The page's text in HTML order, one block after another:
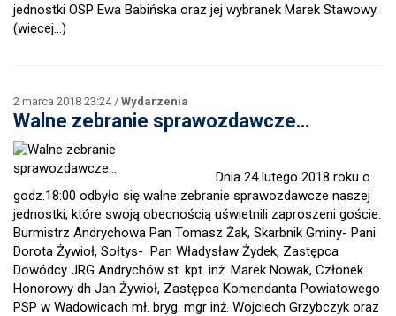
jednostki OSP Ewa Babińska oraz jej wybranek Marek Stawowy.
(więcej…)
2 marca 2018 23:24 / Wydarzenia
Walne zebranie sprawozdawcze…
Dnia 24 lutego 2018 roku o
godz.18:00 odbyło się walne zebranie sprawozdawcze naszej
jednostki, które swoją obecnością uświetnili zaproszeni goście:
Burmistrz Andrychowa Pan Tomasz Żak, Skarbnik Gminy- Pani
Dorota Żywioł, Sołtys- Pan Władysław Żydek, Zastępca
Dowódcy JRG Andrychów st. kpt. inż. Marek Nowak, Członek
Honorowy dh Jan Żywioł, Zastępca Komendanta Powiatowego
PSP w Wadowicach mł. bryg. mgr inż. Wojciech Grzybczyk oraz